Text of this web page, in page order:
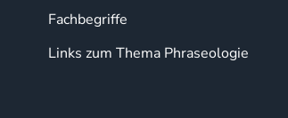
Fachbegriffe
Links zum Thema Phraseologie